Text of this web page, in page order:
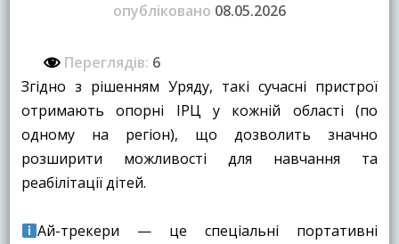
опубліковано 08.05.2026
Переглядів: 6
Згідно з рішенням Уряду, такі сучасні пристрої
отримають опорні ІРЦ у кожній області (по
одному на регіон), що дозволить значно
розширити можливості для навчання та
реабілітації дітей.
Ай-трекери — це спеціальні портативні